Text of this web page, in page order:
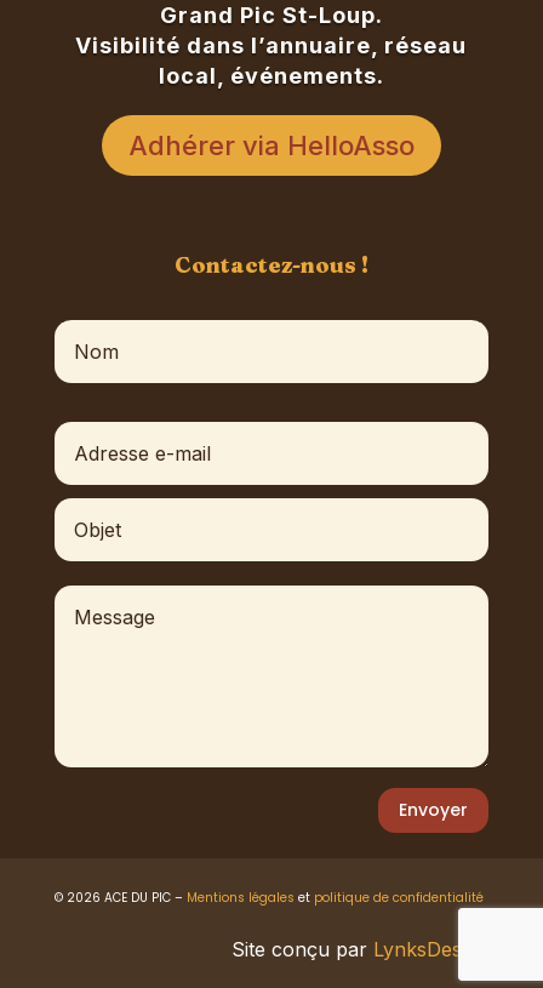
Grand Pic St-Loup.
Visibilité dans l’annuaire, réseau
local, événements.
Adhérer via HelloAsso
Contactez-nous !
Envoyer
© 2026 ACE DU PIC – Mentions légales et politique de confidentialité
Site conçu par LynksDesign